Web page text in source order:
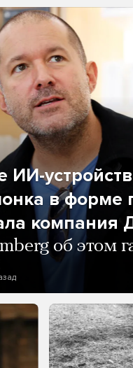
ИИ-
в форме
компания
об этом